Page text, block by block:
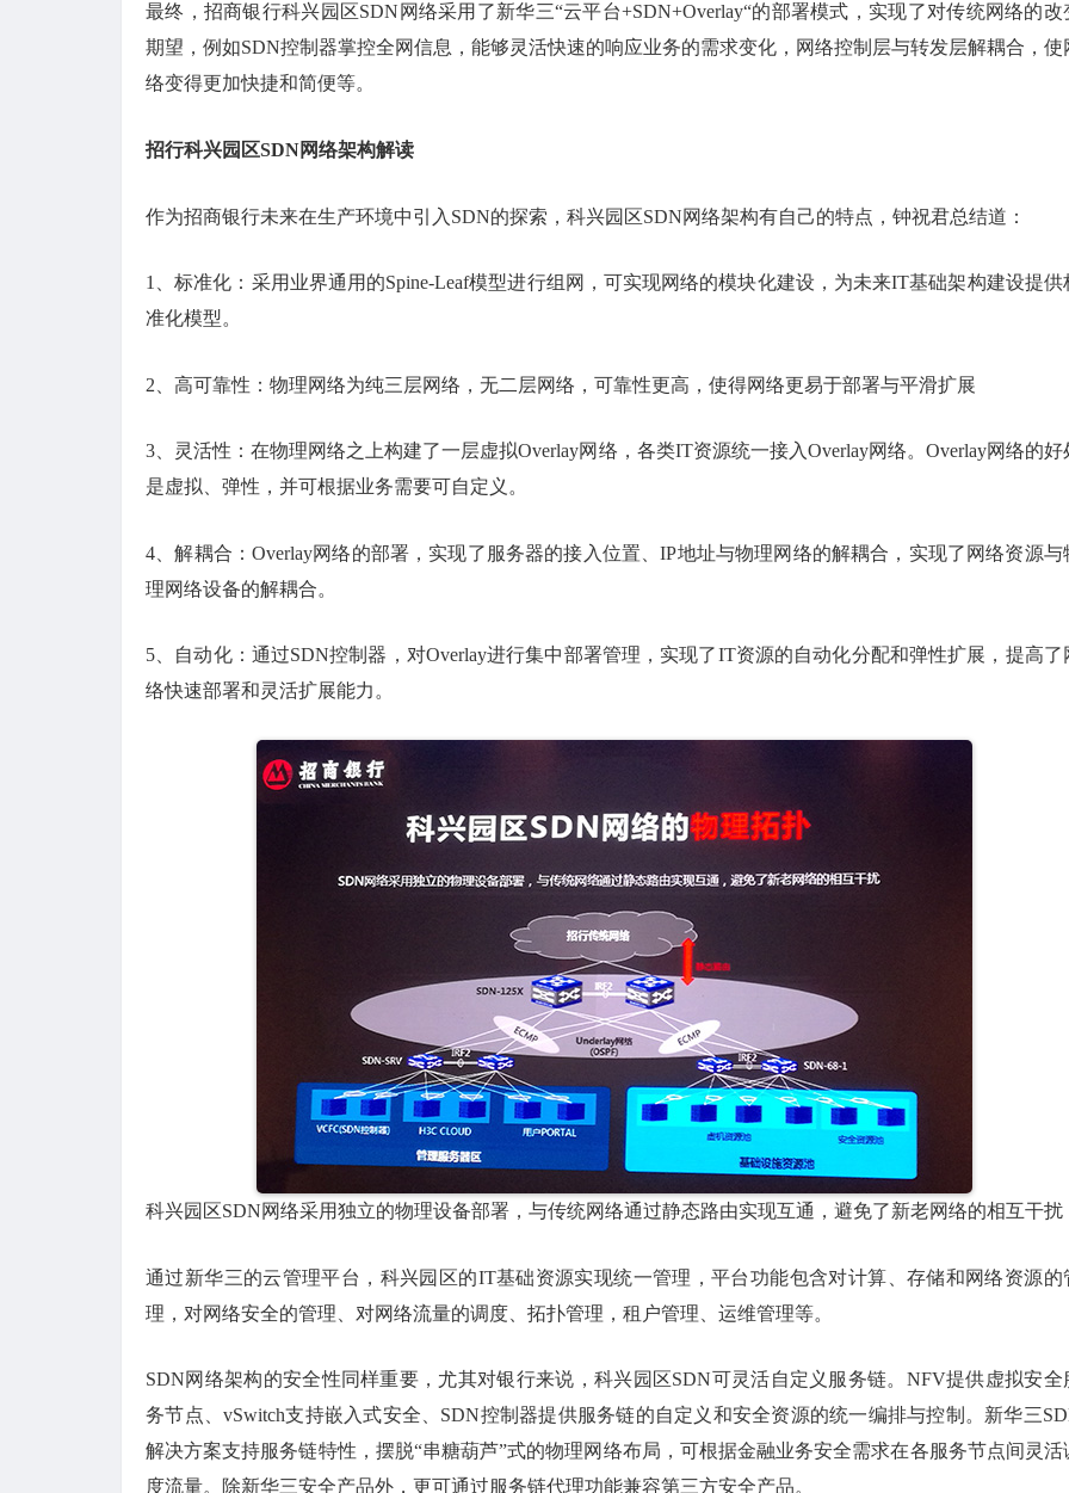
最终，招商银行科兴园区SDN网络采用了新华三“云平台+SDN+Overlay“的部署模式，实现了对传统网络的改
期望，例如SDN控制器掌控全网信息，能够灵活快速的响应业务的需求变化，网络控制层与转发层解耦合，使
络变得更加快捷和简便等。
招行科兴园区SDN网络架构解读
作为招商银行未来在生产环境中引入SDN的探索，科兴园区SDN网络架构有自己的特点，钟祝君总结道：
1、标准化：采用业界通用的Spine-Leaf模型进行组网，可实现网络的模块化建设，为未来IT基础架构建设提供
准化模型。
2、高可靠性：物理网络为纯三层网络，无二层网络，可靠性更高，使得网络更易于部署与平滑扩展
3、灵活性：在物理网络之上构建了一层虚拟Overlay网络，各类IT资源统一接入Overlay网络。Overlay网络的好
是虚拟、弹性，并可根据业务需要可自定义。
4、解耦合：Overlay网络的部署，实现了服务器的接入位置、IP地址与物理网络的解耦合，实现了网络资源与
理网络设备的解耦合。
5、自动化：通过SDN控制器，对Overlay进行集中部署管理，实现了IT资源的自动化分配和弹性扩展，提高了
络快速部署和灵活扩展能力。
科兴园区SDN网络采用独立的物理设备部署，与传统网络通过静态路由实现互通，避免了新老网络的相互干扰
通过新华三的云管理平台，科兴园区的IT基础资源实现统一管理，平台功能包含对计算、存储和网络资源的
理，对网络安全的管理、对网络流量的调度、拓扑管理，租户管理、运维管理等。
SDN网络架构的安全性同样重要，尤其对银行来说，科兴园区SDN可灵活自定义服务链。NFV提供虚拟安全
务节点、vSwitch支持嵌入式安全、SDN控制器提供服务链的自定义和安全资源的统一编排与控制。新华三
解决方案支持服务链特性，摆脱“串糖葫芦”式的物理网络布局，可根据金融业务安全需求在各服务节点间灵活
度流量。除新华三安全产品外，更可通过服务链代理功能兼容第三方安全产品。